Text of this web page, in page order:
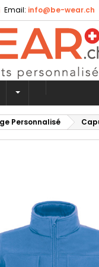
Email: info@be-wear.ch
Personnalisé